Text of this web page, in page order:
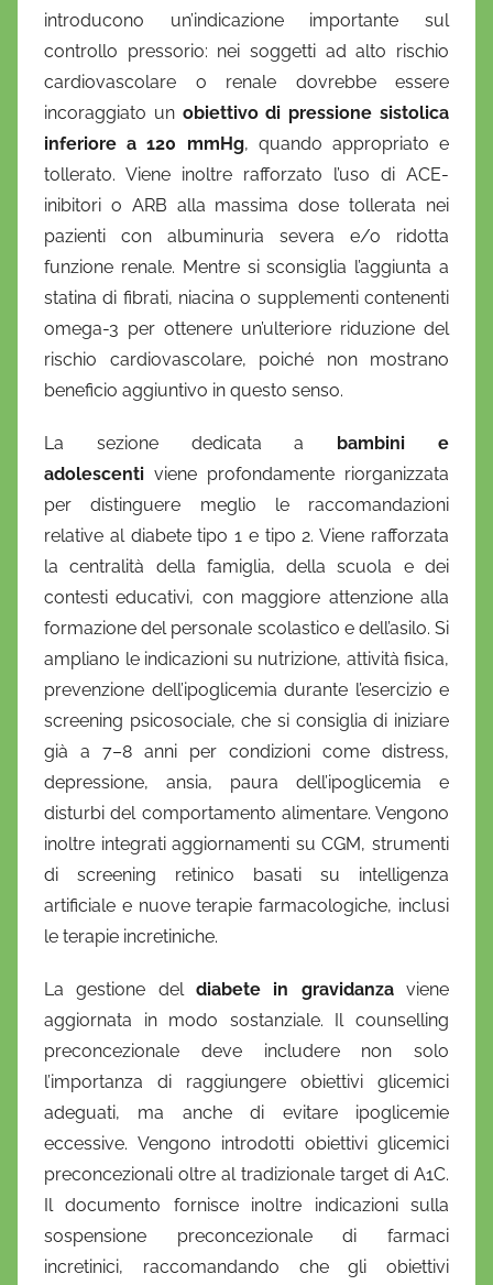
introducono un’indicazione importante sul
controllo pressorio: nei soggetti ad alto rischio
cardiovascolare o renale dovrebbe essere
incoraggiato un obiettivo di pressione sistolica
inferiore a 120 mmHg, quando appropriato e
tollerato. Viene inoltre rafforzato l’uso di ACE-
inibitori o ARB alla massima dose tollerata nei
pazienti con albuminuria severa e/o ridotta
funzione renale. Mentre si sconsiglia l’aggiunta a
statina di fibrati, niacina o supplementi contenenti
omega-3 per ottenere un’ulteriore riduzione del
rischio cardiovascolare, poiché non mostrano
beneficio aggiuntivo in questo senso.
La sezione dedicata a bambini e
adolescenti viene profondamente riorganizzata
per distinguere meglio le raccomandazioni
relative al diabete tipo 1 e tipo 2. Viene rafforzata
la centralità della famiglia, della scuola e dei
contesti educativi, con maggiore attenzione alla
formazione del personale scolastico e dell’asilo. Si
ampliano le indicazioni su nutrizione, attività fisica,
prevenzione dell’ipoglicemia durante l’esercizio e
screening psicosociale, che si consiglia di iniziare
già a 7–8 anni per condizioni come distress,
depressione, ansia, paura dell’ipoglicemia e
disturbi del comportamento alimentare. Vengono
inoltre integrati aggiornamenti su CGM, strumenti
di screening retinico basati su intelligenza
artificiale e nuove terapie farmacologiche, inclusi
le terapie incretiniche.
La gestione del diabete in gravidanzaviene
aggiornata in modo sostanziale. Il counselling
preconcezionale deve includere non solo
l’importanza di raggiungere obiettivi glicemici
adeguati, ma anche di evitare ipoglicemie
eccessive. Vengono introdotti obiettivi glicemici
preconcezionali oltre al tradizionale target di A1C.
Il documento fornisce inoltre indicazioni sulla
sospensione preconcezionale di farmaci
incretinici, raccomandando che gli obiettivi